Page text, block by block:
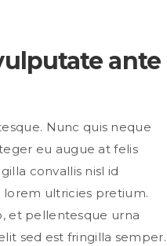
ante
Nunc quis neque
eu augue at felis
convallis nisl id
lorem ultricies pretium.
et pellentesque urna
sed est fringilla semper.